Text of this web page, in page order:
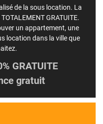
de la sous location. La
GRATUITE.
un appartement, une
location dans la ville que
GRATUITE
gratuit